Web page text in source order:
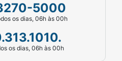
5000
os dias, 06h às 00h
os dias, 06h às 00h